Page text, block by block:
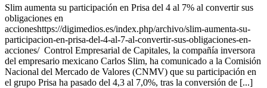
Slim aumenta su participación en Prisa del 4 al 7% al convertir sus
obligaciones en
accioneshttps://digimedios.es/index.php/archivo/slim-aumenta-su-
participacion-en-prisa-del-4-al-7-al-convertir-sus-obligaciones-en-
acciones/ Control Empresarial de Capitales, la compañía inversora
del empresario mexicano Carlos Slim, ha comunicado a la Comisión
Nacional del Mercado de Valores (CNMV) que su participación en
el grupo Prisa ha pasado del 4,3 al 7,0%, tras la conversión de [...]